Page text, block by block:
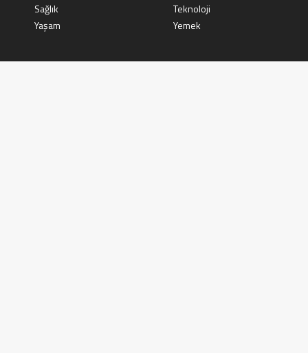
Sağlık
Teknoloji
Yaşam
Yemek